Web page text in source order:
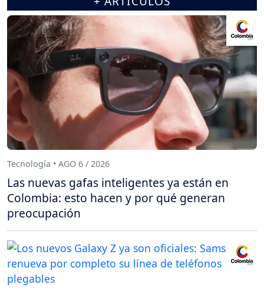
Tecnología • AGO 6 / 2026
Las nuevas gafas inteligentes ya están en
Colombia: esto hacen y por qué generan
preocupación